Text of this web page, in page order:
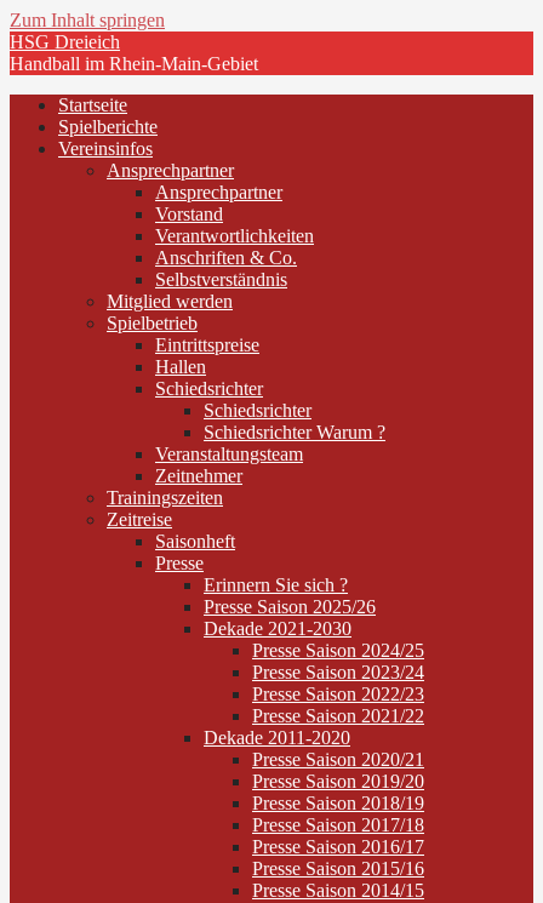
Zum Inhalt springen
HSG Dreieich
Handball im Rhein-Main-Gebiet
Startseite
Spielberichte
Vereinsinfos
Ansprechpartner
Ansprechpartner
Vorstand
Verantwortlichkeiten
Anschriften & Co.
Selbstverständnis
Mitglied werden
Spielbetrieb
Eintrittspreise
Hallen
Schiedsrichter
Schiedsrichter
Schiedsrichter Warum ?
Veranstaltungsteam
Zeitnehmer
Trainingszeiten
Zeitreise
Saisonheft
Presse
Erinnern Sie sich ?
Presse Saison 2025/26
Dekade 2021-2030
Presse Saison 2024/25
Presse Saison 2023/24
Presse Saison 2022/23
Presse Saison 2021/22
Dekade 2011-2020
Presse Saison 2020/21
Presse Saison 2019/20
Presse Saison 2018/19
Presse Saison 2017/18
Presse Saison 2016/17
Presse Saison 2015/16
Presse Saison 2014/15